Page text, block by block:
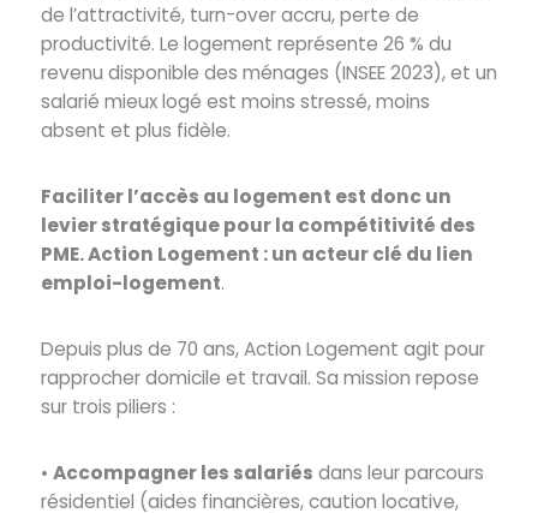
de l’attractivité, turn-over accru, perte de
productivité. Le logement représente 26 % du
revenu disponible des ménages (INSEE 2023), et un
salarié mieux logé est moins stressé, moins
absent et plus fidèle.
Faciliter l’accès au logement est donc un
levier stratégique pour la compétitivité des
PME. Action Logement : un acteur clé du lien
emploi-logement.
Depuis plus de 70 ans, Action Logement agit pour
rapprocher domicile et travail. Sa mission repose
sur trois piliers :
• Accompagner les salariés dans leur parcours
résidentiel (aides financières, caution locative,